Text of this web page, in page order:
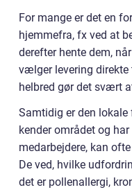
For mange er det en
hjemmefra, fx ved at
derefter hente dem,
vælger levering direkte
helbred gør det svært
Samtidig er den
kender området og
medarbejdere, kan
De ved, hvilke
det er pollenallergi,